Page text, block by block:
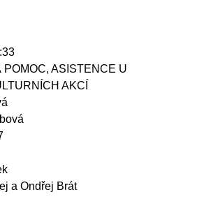
ASISTENCE U
AKCÍ
a Ondřej Brát